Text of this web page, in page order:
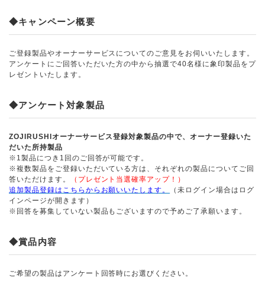
◆キャンペーン概要
ご登録製品やオーナーサービスについてのご意見をお伺いいたします。
アンケートにご回答いただいた方の中から抽選で40名様に象印製品をプ
レゼントいたします。
◆アンケート対象製品
ZOJIRUSHIオーナーサービス登録対象製品の中で、オーナー登録いた
だいた所持製品
※1製品につき1回のご回答が可能です。
※複数製品をご登録いただいている方は、それぞれの製品についてご回
答いただけます。
（プレゼント当選確率アップ！）
追加製品登録はこちらからお願いいたします。
（未ログイン場合はログ
インページが開きます）
※回答を募集していない製品もございますので予めご了承願います。
◆賞品内容
ご希望の製品はアンケート回答時にお選びください。